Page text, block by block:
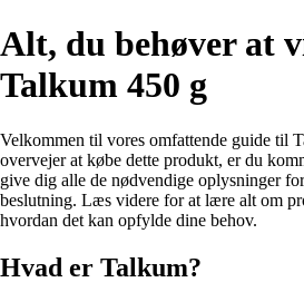
Alt, du behøver at
Talkum 450 g
Velkommen til vores omfattende guide til
overvejer at købe dette produkt, er du
give dig alle de nødvendige oplysninger
beslutning. Læs videre for at lære alt om
hvordan det kan opfylde dine behov.
Hvad er Talkum?